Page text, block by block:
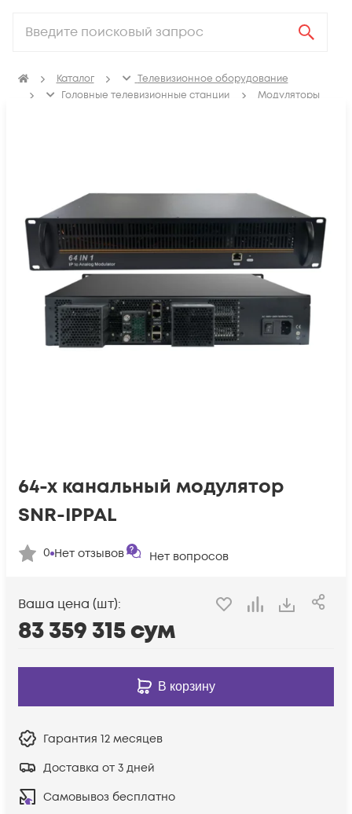
Каталог
Телевизионное оборудование
Головные телевизионные станции
Модуляторы
64-х канальный модулятор
SNR-IPPAL
0 Нет отзывов Нет вопросов
Ваша цена (шт):
83 359 315сум
В корзину
Гарантия 12 месяцев
Доставка от 3 дней
Самовывоз бесплатно